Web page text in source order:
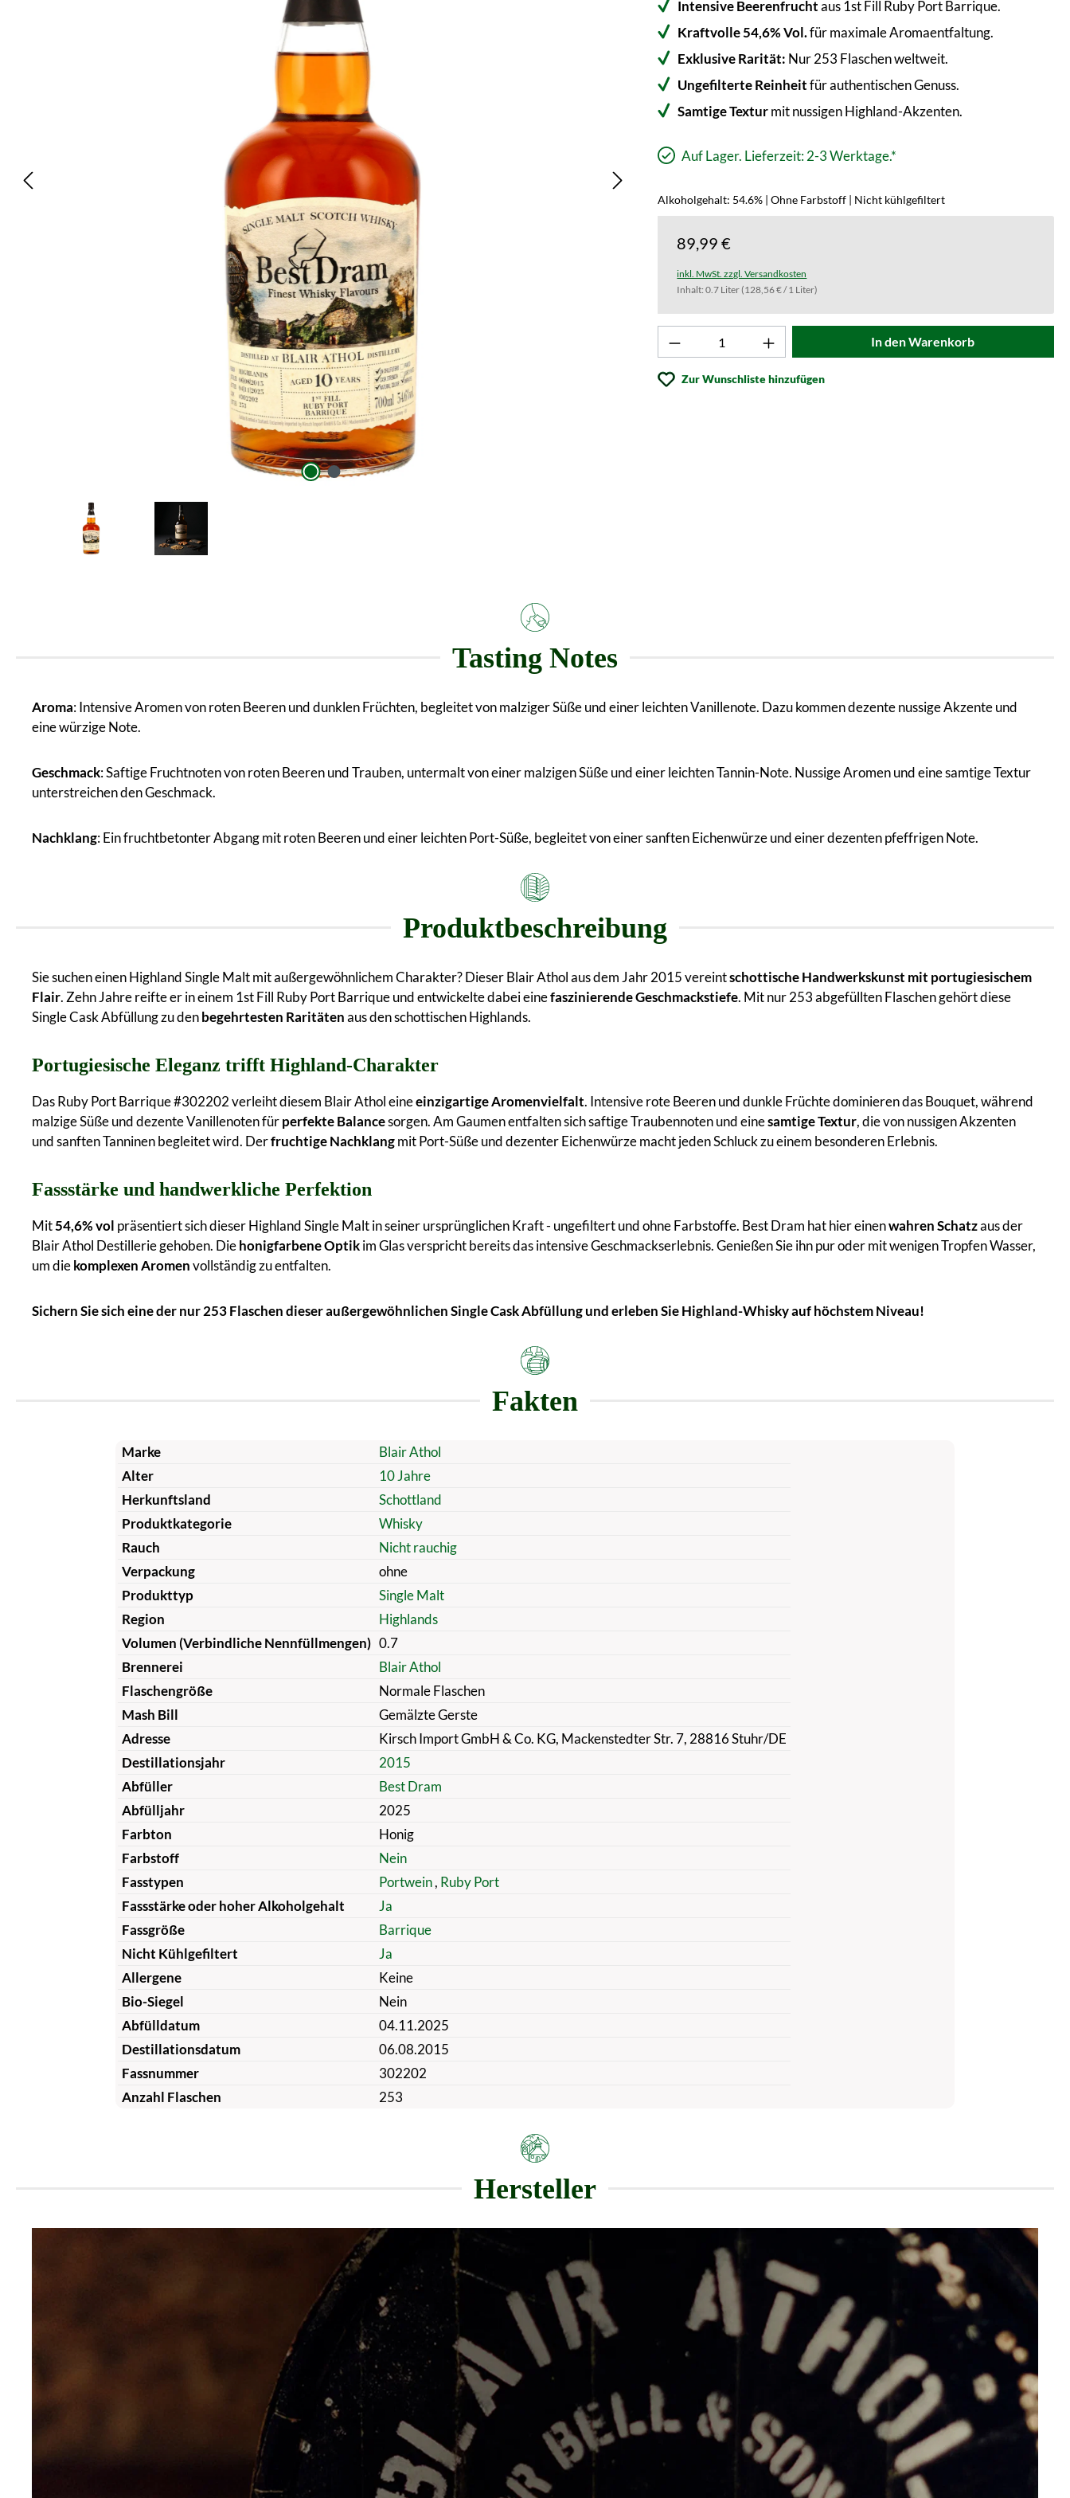
Intensive Beerenfruchtaus 1st Fill Ruby Port Barrique.
Kraftvolle 54,6% Vol.für maximale Aromaentfaltung.
Exklusive Rarität: Nur 253 Flaschen weltweit.
Ungefilterte Reinheitfür authentischen Genuss.
Samtige Texturmit nussigen Highland-Akzenten.
Auf Lager. Lieferzeit: 2-3 Werktage.*
Alkoholgehalt: 54.6% | Ohne Farbstoff | Nicht kühlgefiltert
89,99 €
inkl. MwSt. zzgl. Versandkosten
Inhalt:0.7 Liter(128,56 € / 1 Liter)
Produkt Anzahl: Gib den gewünschten Wert ein
In den Warenkorb
Zur Wunschliste hinzufügen
Tasting Notes
Aroma: Intensive Aromen von roten Beeren und dunklen Früchten, begleitet von malziger Süße und einer leichten Vanillenote. Dazu kommen dezente nussige Akzente und
eine würzige Note.
Geschmack: Saftige Fruchtnoten von roten Beeren und Trauben, untermalt von einer malzigen Süße und einer leichten Tannin-Note. Nussige Aromen und eine samtige Textur
unterstreichen den Geschmack.
Nachklang: Ein fruchtbetonter Abgang mit roten Beeren und einer leichten Port-Süße, begleitet von einer sanften Eichenwürze und einer dezenten pfeffrigen Note.
Produktbeschreibung
Sie suchen einen Highland Single Malt mit außergewöhnlichem Charakter? Dieser Blair Athol aus dem Jahr 2015 vereintschottische Handwerkskunst mit portugiesischem
Flair. Zehn Jahre reifte er in einem 1st Fill Ruby Port Barrique und entwickelte dabei einefaszinierende Geschmackstiefe. Mit nur 253 abgefüllten Flaschen gehört diese
Single Cask Abfüllung zu denbegehrtesten Raritätenaus den schottischen Highlands.
Portugiesische Eleganz trifft Highland-Charakter
Das Ruby Port Barrique #302202 verleiht diesem Blair Athol eineeinzigartige Aromenvielfalt. Intensive rote Beeren und dunkle Früchte dominieren das Bouquet, während
malzige Süße und dezente Vanillenoten fürperfekte Balancesorgen. Am Gaumen entfalten sich saftige Traubennoten und einesamtige Textur, die von nussigen Akzenten
und sanften Tanninen begleitet wird. Derfruchtige Nachklangmit Port-Süße und dezenter Eichenwürze macht jeden Schluck zu einem besonderen Erlebnis.
Fassstärke und handwerkliche Perfektion
Mit54,6% vol präsentiert sich dieser Highland Single Malt in seiner ursprünglichen Kraft - ungefiltert und ohne Farbstoffe. Best Dram hat hier einenwahren Schatzaus der
Blair Athol Destillerie gehoben. Diehonigfarbene Optikim Glas verspricht bereits das intensive Geschmackserlebnis. Genießen Sie ihn pur oder mit wenigen Tropfen Wasser,
um diekomplexen Aromenvollständig zu entfalten.
Sichern Sie sich eine der nur 253 Flaschen dieser außergewöhnlichen Single Cask Abfüllung und erleben Sie Highland-Whisky auf höchstem Niveau!
Fakten
Marke
Blair Athol
Alter
10 Jahre
Herkunftsland
Schottland
Produktkategorie
Whisky
Rauch
Nicht rauchig
Verpackung
ohne
Produkttyp
Single Malt
Region
Highlands
Volumen (Verbindliche Nennfüllmengen) 0.7
Brennerei
Blair Athol
Flaschengröße
Normale Flaschen
Mash Bill
Gemälzte Gerste
Adresse
Kirsch Import GmbH & Co. KG, Mackenstedter Str. 7, 28816 Stuhr/DE
Destillationsjahr
2015
Abfüller
Best Dram
Abfülljahr
2025
Farbton
Honig
Farbstoff
Nein
Fasstypen
Portwein, Ruby Port
Fassstärke oder hoher Alkoholgehalt
Ja
Fassgröße
Barrique
Nicht Kühlgefiltert
Ja
Allergene
Keine
Bio-Siegel
Nein
Abfülldatum
04.11.2025
Destillationsdatum
06.08.2015
Fassnummer
302202
Anzahl Flaschen
253
Hersteller